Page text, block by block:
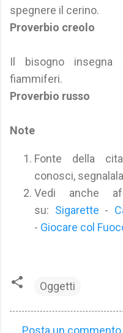
spegnere il cerino.
Proverbio creolo
Il bisogno
fiammiferi.
Proverbio russo
Note
Fonte della
conosci,
Vedi anche
su: Sigarette -
- Giocare col
Oggetti
Posta un commento